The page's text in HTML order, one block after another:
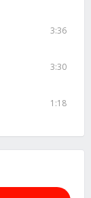
3:36
3:30
1:18